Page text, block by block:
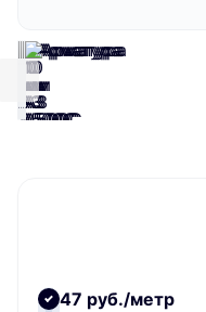
47 руб./метр